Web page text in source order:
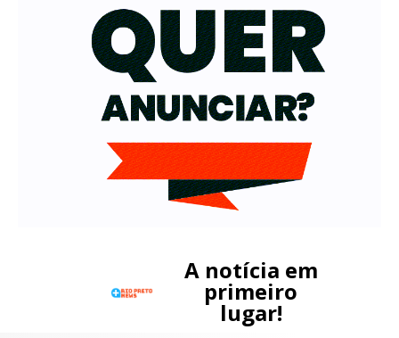
A notícia em
primeiro
lugar!